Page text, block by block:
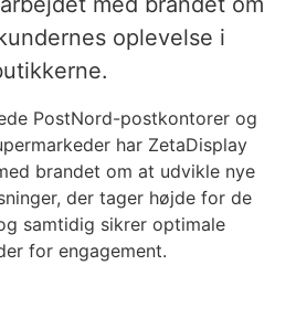
oplevelse i
PostNord-postkontorer og
har ZetaDisplay
brandet om at udvikle nye
der tager højde for de
samtidig sikrer optimale
for engagement.